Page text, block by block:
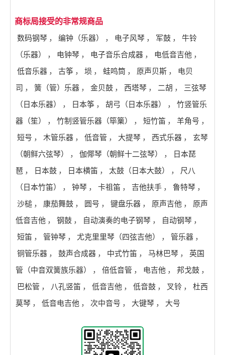
商标局接受的非常规商品
数码钢琴 ， 编钟（乐器） ， 电子风琴 ， 军鼓 ，
牛铃
（乐器）
， 电钟琴 ， 电子音乐合成器 ， 电低音吉他 ，
低音乐器 ， 古筝 ， 埙 ， 蛙鸣筒 ， 原声贝斯 ，
电贝
司 ， 簧（管）乐器 ， 金贝鼓 ， 西塔琴 ， 二胡 ，
三弦琴
（日本乐器）
， 日本筝 ， 胡弓（日本乐器） ，
竹竖管乐
器（笙）
， 竹制竖管乐器（筚篥） ， 短竹笛 ， 羊角号 ，
短号 ， 木管乐器 ， 低音管 ， 大提琴 ， 西式乐器 ，
玄琴
（朝鲜六弦琴）
， 伽倻琴（朝鲜十二弦琴） ，
日本琵
琶 ， 日本鼓 ， 日本横笛 ， 太鼓（日本大鼓） ，
尺八
（日本竹笛）
， 钟琴 ， 卡祖笛 ， 吉他扶手 ， 鲁特琴 ，
沙槌 ， 康茄舞鼓 ， 圆号 ， 键盘乐器 ， 原声吉他 ，
原声
低音吉他 ， 钢鼓 ， 自动演奏的电子钢琴 ， 自动钢琴 ，
短笛 ， 管钟琴 ， 尤克里里琴（四弦吉他） ， 管乐器 ，
铜管乐器 ， 鼓声合成器 ， 中式竹笛 ， 马林巴琴 ，
英国
管（中音双簧族乐器）
， 倍低音管 ， 电吉他 ， 邦戈鼓 ，
巴松管 ， 八孔竖笛 ， 低音吉他 ， 低音鼓 ， 叉铃 ，
杜西
莫琴 ， 低音电吉他 ， 次中音号 ， 大键琴 ， 大号